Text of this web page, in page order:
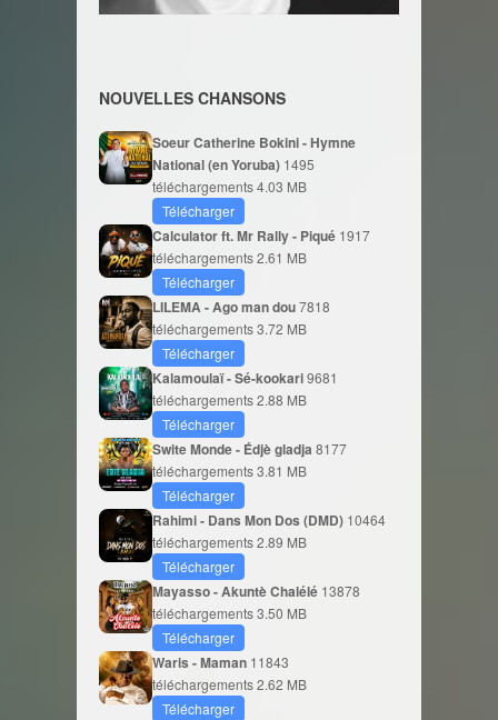
NOUVELLES CHANSONS
Soeur Catherine Bokini - Hymne
National (en Yoruba) 1495
téléchargements4.03 MB
Télécharger
Calculator ft. Mr Rally - Piqué 1917
téléchargements2.61 MB
Télécharger
LILEMA - Ago man dou7818
téléchargements3.72 MB
Télécharger
Kalamoulaï - Sé-kookari9681
téléchargements2.88 MB
Télécharger
Swite Monde - Édjè gladja 8177
téléchargements3.81 MB
Télécharger
Rahimi - Dans Mon Dos (DMD) 10464
téléchargements2.89 MB
Télécharger
Mayasso - Akuntè Chalélé 13878
téléchargements3.50 MB
Télécharger
Waris - Maman 11843
téléchargements2.62 MB
Télécharger